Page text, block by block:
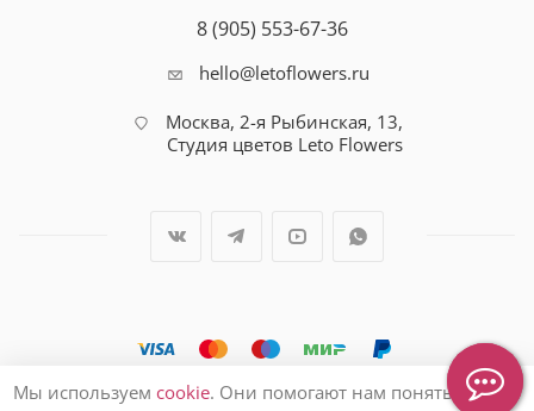
8 (905) 553-67-36
hello@letoflowers.ru
Москва, 2-я Рыбинская, 13,
Студия цветов Leto Flowers
2026 © Студия цветов Leto Flowers
Мы используем cookie. Они помогают нам понять, как вы